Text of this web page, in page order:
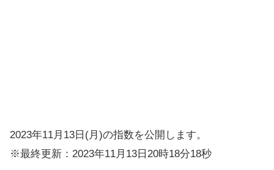
2023年11月13日(月)の指数を公開します。
※最終更新：2023年11月13日20時18分18秒